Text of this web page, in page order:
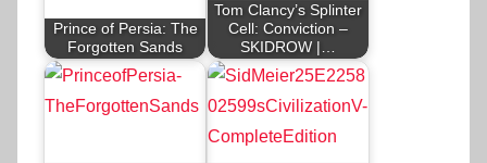
Prince of Persia: The
Forgotten Sands
Tom Clancy’s Splinter
Cell: Conviction –
SKIDROW |…